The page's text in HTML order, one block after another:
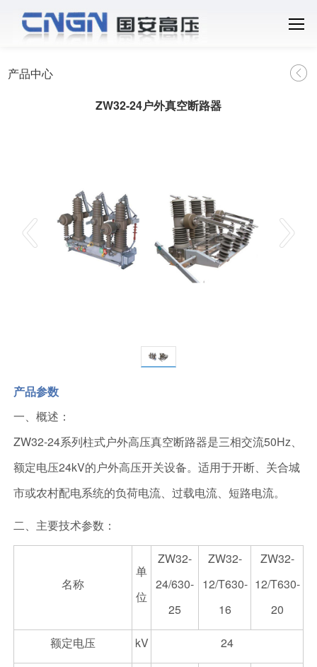
产品中心
ZW32-24户外真空断路器
产品参数
一、概述：
ZW32-24系列柱式户外高压真空断路器是三相交流50Hz、
额定电压24kV的户外高压开关设备。适用于开断、关合城
市或农村配电系统的负荷电流、过载电流、短路电流。
二、主要技术参数：
名称
单
位
ZW32-
24/630-
25
ZW32-
12/T630-
16
ZW32-
12/T630-
20
额定电压 kV 24